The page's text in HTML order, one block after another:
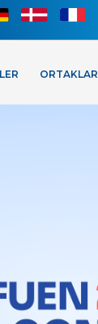
ORTAKLAR